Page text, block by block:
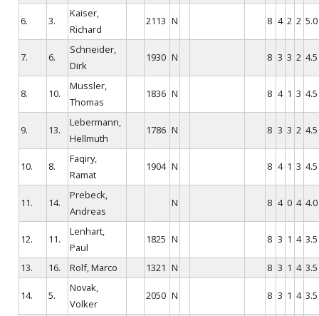
6. 3.
Kaiser,
Richard
2113 N 8 4 2 2 5.0
7. 6.
Schneider,
Dirk
1930 N 8 3 3 2 4.5
8. 10.
Mussler,
Thomas
1836 N 8 4 1 3 4.5
9. 13.
Lebermann,
Hellmuth
1786 N 8 3 3 2 4.5
10. 8.
Faqiry,
Ramat
1904 N 8 4 1 3 4.5
11. 14.
Prebeck,
Andreas
N 8 4 0 4 4.0
12. 11.
Lenhart,
Paul
1825 N 8 3 1 4 3.5
13. 16. Rolf, Marco 1321 N 8 3 1 4 3.5
14. 5.
Novak,
Volker
2050 N 8 3 1 4 3.5